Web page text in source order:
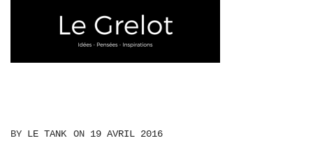
BY LE TANK ON 19 AVRIL 2016